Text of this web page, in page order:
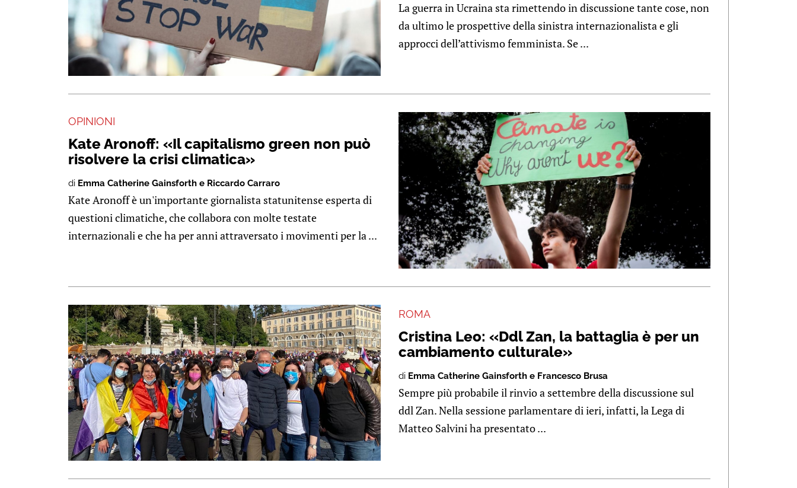
La guerra in Ucraina sta rimettendo in discussione tante cose, non
da ultimo le prospettive della sinistra internazionalista e gli
approcci dell’attivismo femminista. Se ...
OPINIONI
Kate Aronoff: «Il capitalismo green non può
risolvere la crisi climatica»
di Emma Catherine Gainsforth e Riccardo Carraro
Kate Aronoff è un'importante giornalista statunitense esperta di
questioni climatiche, che collabora con molte testate
internazionali e che ha per anni attraversato i movimenti per la ...
ROMA
Cristina Leo: «Ddl Zan, la battaglia è per un
cambiamento culturale»
di Emma Catherine Gainsforth e Francesco Brusa
Sempre più probabile il rinvio a settembre della discussione sul
ddl Zan. Nella sessione parlamentare di ieri, infatti, la Lega di
Matteo Salvini ha presentato ...